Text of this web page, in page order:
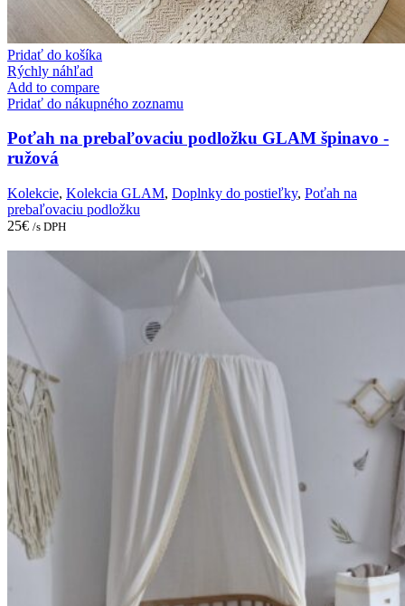
Pridať do košíka
Rýchly náhľad
Add to compare
Pridať do nákupného zoznamu
Poťah na prebaľovaciu podložku GLAM špinavo -
ružová
Kolekcie, Kolekcia GLAM, Doplnky do postieľky, Poťah na
prebaľovaciu podložku
25€ /s DPH